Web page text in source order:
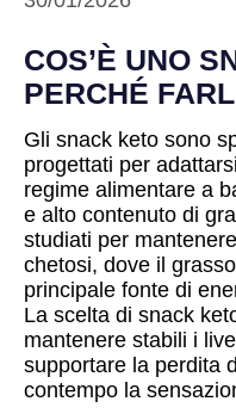
COS’È UNO
PERCHÉ
Gli snack keto sono
progettati per
regime alimentare a
e alto contenuto di
studiati per
chetosi, dove il
principale fonte di
La scelta di snack
mantenere stabili i
supportare la perdita
contempo la